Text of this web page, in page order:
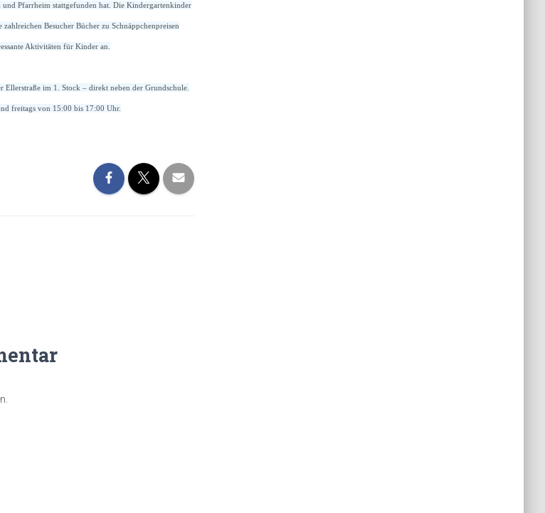
Pfarrheim stattgefunden hat. Die Kindergartenkinder
Besucher Bücher zu Schnäppchenpreisen
Aktivitäten für Kinder an.
Ellerstraße im 1. Stock – direkt neben der Grundschule.
freitags von 15:00 bis 17:00 Uhr.